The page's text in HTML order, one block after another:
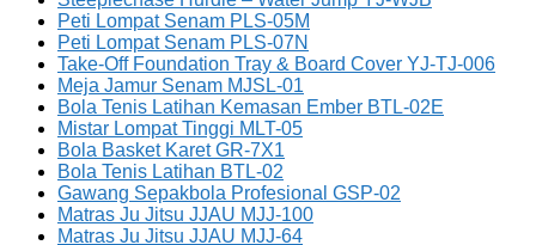
Peti Lompat Senam PLS-05M
Peti Lompat Senam PLS-07N
Take-Off Foundation Tray & Board Cover YJ-TJ-006
Meja Jamur Senam MJSL-01
Bola Tenis Latihan Kemasan Ember BTL-02E
Mistar Lompat Tinggi MLT-05
Bola Basket Karet GR-7X1
Bola Tenis Latihan BTL-02
Gawang Sepakbola Profesional GSP-02
Matras Ju Jitsu JJAU MJJ-100
Matras Ju Jitsu JJAU MJJ-64